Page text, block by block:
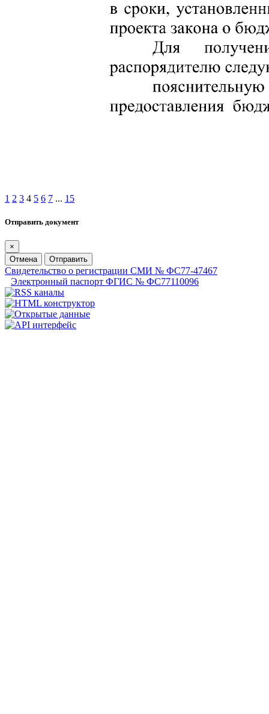
1 2 3 4 5 6 7 ... 15
Отправить документ
×
Отмена
Отправить
Свидетельство о регистрации СМИ № ФС77-47467
Электронный паспорт ФГИС № ФС77110096